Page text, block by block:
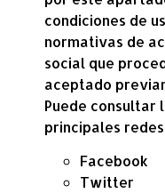
condiciones de
normativas de
social que
aceptado
Puede consultar
principales
Facebook
Twitter